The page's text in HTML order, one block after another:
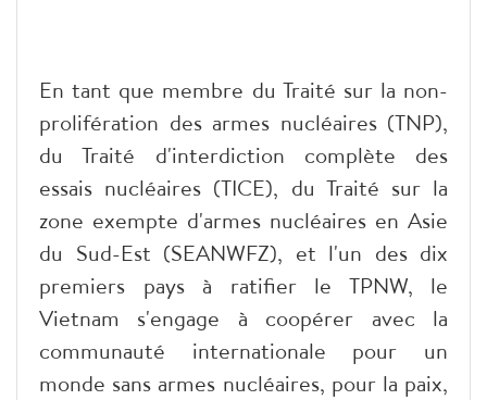
En tant que membre du Traité sur la non-
prolifération des armes nucléaires (TNP),
du Traité d'interdiction complète des
essais nucléaires (TICE), du Traité sur la
zone exempte d'armes nucléaires en Asie
du Sud-Est (SEANWFZ), et l'un des dix
premiers pays à ratifier le TPNW, le
Vietnam s'engage à coopérer avec la
communauté internationale pour un
monde sans armes nucléaires, pour la paix,